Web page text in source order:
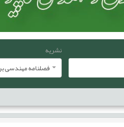
نشریه